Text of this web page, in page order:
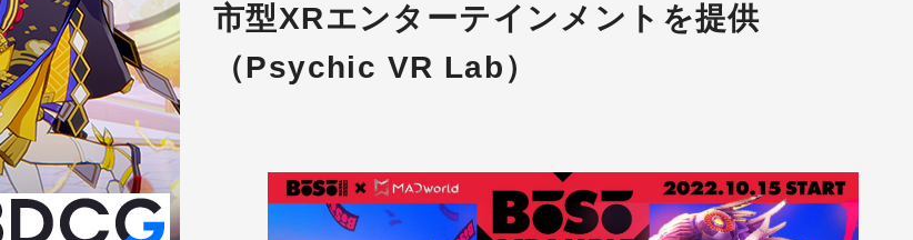
市型XRエンターテインメントを提供
（Psychic VR Lab）